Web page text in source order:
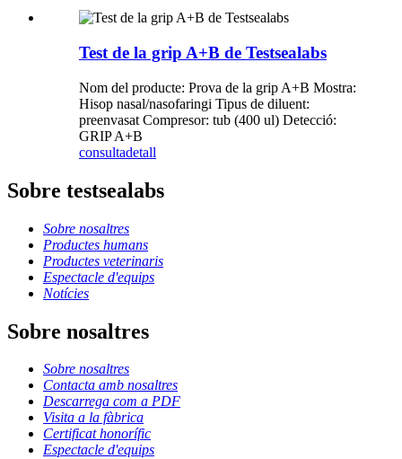
Test de la grip A+B de Testsealabs
Nom del producte: Prova de la grip A+B Mostra:
Hisop nasal/nasofaringi Tipus de diluent:
preenvasat Compresor: tub (400 ul) Detecció:
GRIP A+B
consultadetall
Sobre testsealabs
Sobre nosaltres
Productes humans
Productes veterinaris
Espectacle d'equips
Notícies
Sobre nosaltres
Sobre nosaltres
Contacta amb nosaltres
Descarrega com a PDF
Visita a la fàbrica
Certificat honorífic
Espectacle d'equips